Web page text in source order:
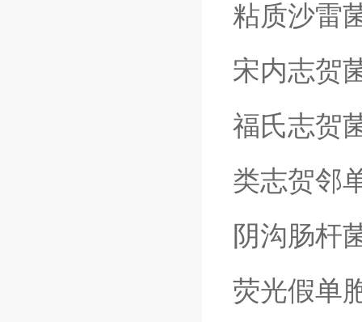
粘质沙雷
宋内志贺
福氏志贺
类志贺邻
阴沟肠杆
荧光假单